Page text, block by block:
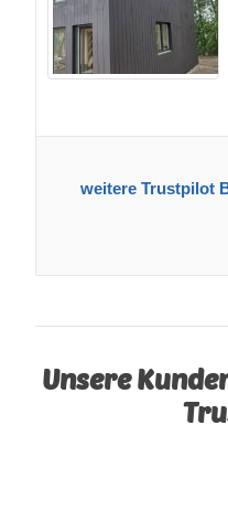
weitere Trustpilot
Unsere